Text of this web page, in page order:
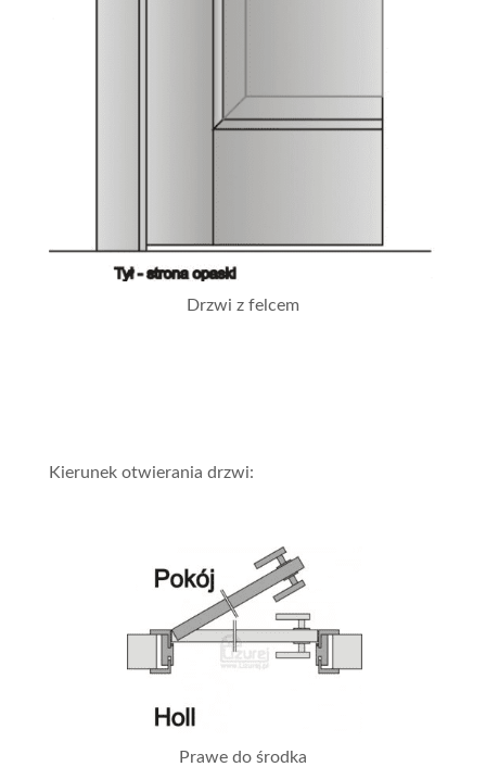
Drzwi z felcem
Kierunek otwierania drzwi:
Prawe do środka